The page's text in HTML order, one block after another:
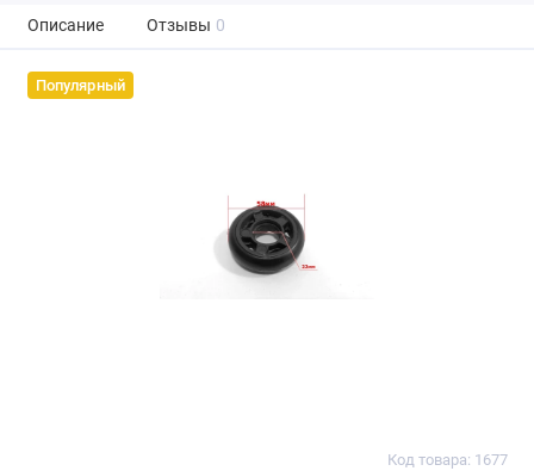
Описание Отзывы 0
Популярный
Код товара: 1677